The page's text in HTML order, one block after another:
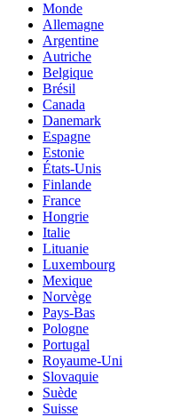
Monde
Allemagne
Argentine
Autriche
Belgique
Brésil
Canada
Danemark
Espagne
Estonie
États-Unis
Finlande
France
Hongrie
Italie
Lituanie
Luxembourg
Mexique
Norvège
Pays-Bas
Pologne
Portugal
Royaume-Uni
Slovaquie
Suède
Suisse